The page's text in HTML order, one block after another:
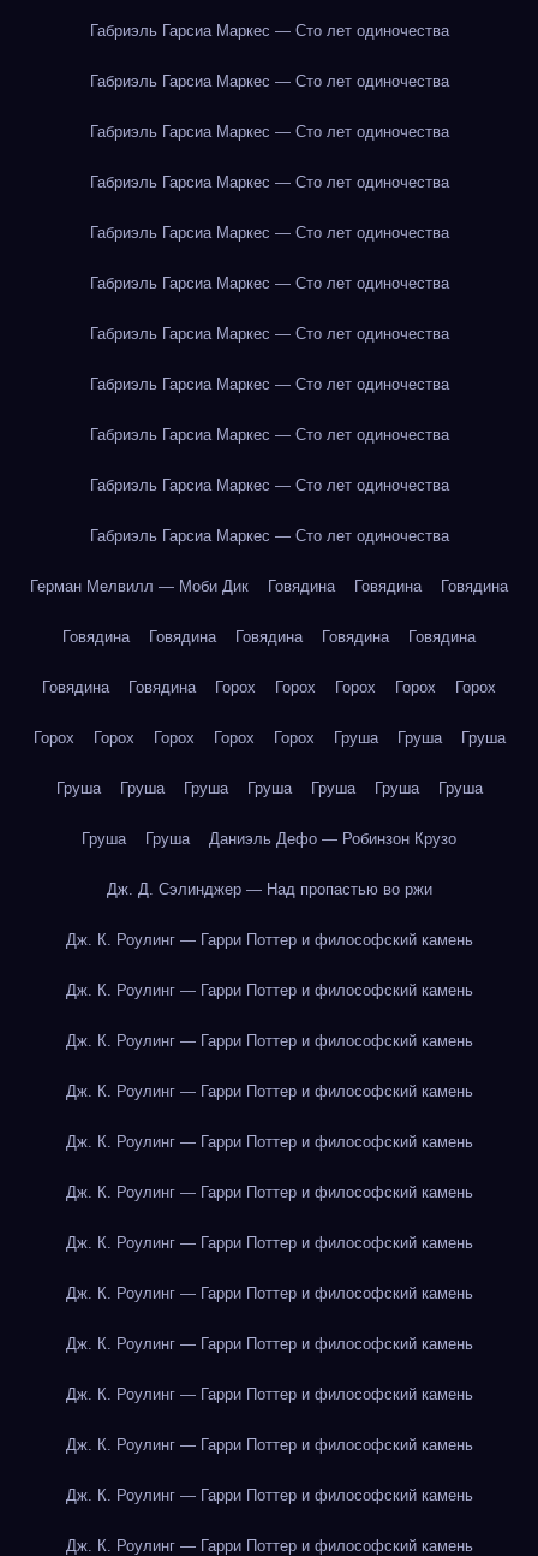
Габриэль Гарсиа Маркес — Сто лет одиночества
Габриэль Гарсиа Маркес — Сто лет одиночества
Габриэль Гарсиа Маркес — Сто лет одиночества
Габриэль Гарсиа Маркес — Сто лет одиночества
Габриэль Гарсиа Маркес — Сто лет одиночества
Габриэль Гарсиа Маркес — Сто лет одиночества
Габриэль Гарсиа Маркес — Сто лет одиночества
Габриэль Гарсиа Маркес — Сто лет одиночества
Габриэль Гарсиа Маркес — Сто лет одиночества
Габриэль Гарсиа Маркес — Сто лет одиночества
Габриэль Гарсиа Маркес — Сто лет одиночества
Герман Мелвилл — Моби Дик Говядина Говядина Говядина
Говядина Говядина Говядина Говядина Говядина
Говядина Говядина Горох Горох Горох Горох Горох
Горох Горох Горох Горох Горох Груша Груша Груша
Груша Груша Груша Груша Груша Груша Груша
Груша Груша Даниэль Дефо — Робинзон Крузо
Дж. Д. Сэлинджер — Над пропастью во ржи
Дж. К. Роулинг — Гарри Поттер и философский камень
Дж. К. Роулинг — Гарри Поттер и философский камень
Дж. К. Роулинг — Гарри Поттер и философский камень
Дж. К. Роулинг — Гарри Поттер и философский камень
Дж. К. Роулинг — Гарри Поттер и философский камень
Дж. К. Роулинг — Гарри Поттер и философский камень
Дж. К. Роулинг — Гарри Поттер и философский камень
Дж. К. Роулинг — Гарри Поттер и философский камень
Дж. К. Роулинг — Гарри Поттер и философский камень
Дж. К. Роулинг — Гарри Поттер и философский камень
Дж. К. Роулинг — Гарри Поттер и философский камень
Дж. К. Роулинг — Гарри Поттер и философский камень
Дж. К. Роулинг — Гарри Поттер и философский камень